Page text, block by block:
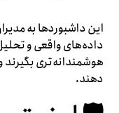
این داشبوردها به
داده‌های واقعی و
هوشمندانه‌تری بگیرند
دهند.